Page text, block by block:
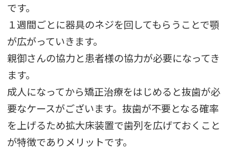
です。
１週間ごとに器具のネジを回してもらうことで顎
が広がっていきます。
親御さんの協力と患者様の協力が必要になってき
ます。
成人になってから矯正治療をはじめると抜歯が必
要なケースがございます。抜歯が不要となる確率
を上げるため拡大床装置で歯列を広げておくこと
が特徴でありメリットです。